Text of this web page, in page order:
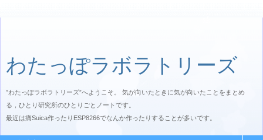
わたっぽラボラトリーズ
”わたっぽラボラトリーズ”へようこそ。 気が向いたときに気が向いたことをまとめ
る，ひとり研究所のひとりごとノートです。
最近は痛Suica作ったりESP8266でなんか作ったりすることが多いです。